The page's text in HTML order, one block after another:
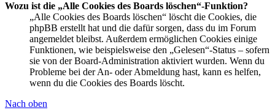
Wozu ist die „Alle Cookies des Boards löschen“-Funktion?
„Alle Cookies des Boards löschen“ löscht die Cookies, die
phpBB erstellt hat und die dafür sorgen, dass du im Forum
angemeldet bleibst. Außerdem ermöglichen Cookies einige
Funktionen, wie beispielsweise den „Gelesen“-Status – sofern
sie von der Board-Administration aktiviert wurden. Wenn du
Probleme bei der An- oder Abmeldung hast, kann es helfen,
wenn du die Cookies des Boards löscht.
Nach oben